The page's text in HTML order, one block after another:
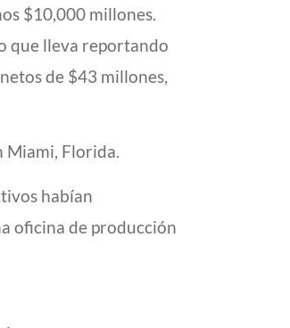
$10,000 millones.
que lleva reportando
de $43 millones,
Miami, Florida.
habían
oficina de producción